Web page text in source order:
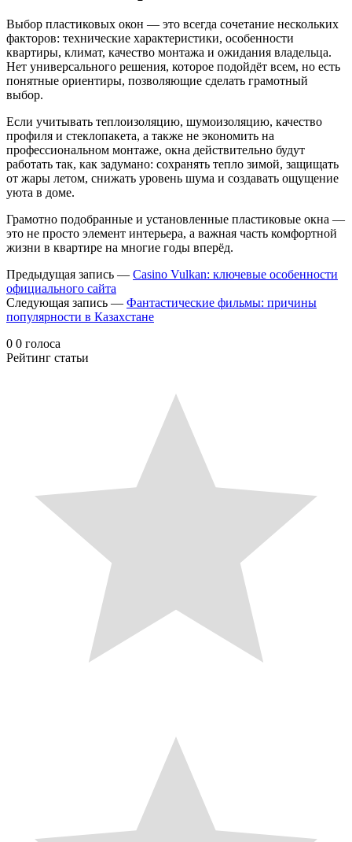
Выбор пластиковых окон — это всегда сочетание нескольких
факторов: технические характеристики, особенности
квартиры, климат, качество монтажа и ожидания владельца.
Нет универсального решения, которое подойдёт всем, но есть
понятные ориентиры, позволяющие сделать грамотный
выбор.
Если учитывать теплоизоляцию, шумоизоляцию, качество
профиля и стеклопакета, а также не экономить на
профессиональном монтаже, окна действительно будут
работать так, как задумано: сохранять тепло зимой, защищать
от жары летом, снижать уровень шума и создавать ощущение
уюта в доме.
Грамотно подобранные и установленные пластиковые окна —
это не просто элемент интерьера, а важная часть комфортной
жизни в квартире на многие годы вперёд.
Предыдущая запись — Casino Vulkan: ключевые особенности
официального сайта
Следующая запись — Фантастические фильмы: причины
популярности в Казахстане
0 0 голоса
Рейтинг статьи